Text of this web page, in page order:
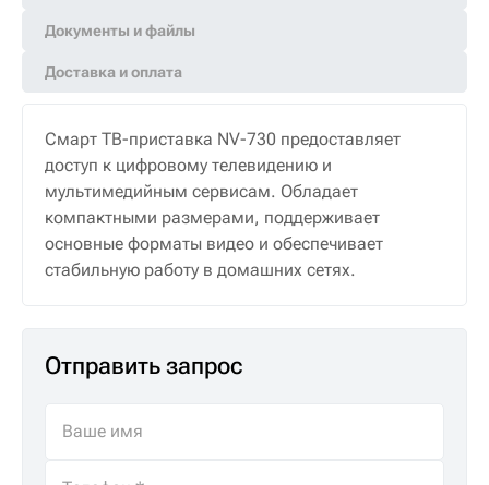
Документы и файлы
Доставка и оплата
Смарт ТВ-приставка NV-730 предоставляет
доступ к цифровому телевидению и
мультимедийным сервисам. Обладает
компактными размерами, поддерживает
основные форматы видео и обеспечивает
стабильную работу в домашних сетях.
Отправить запрос